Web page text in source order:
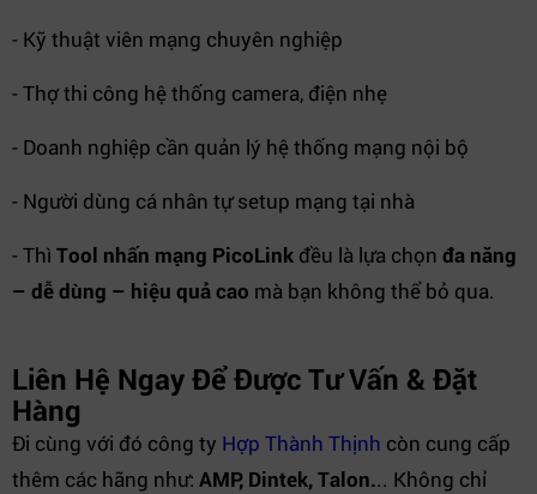
- Kỹ thuật viên mạng chuyên nghiệp
- Thợ thi công hệ thống camera, điện nhẹ
- Doanh nghiệp cần quản lý hệ thống mạng nội bộ
- Người dùng cá nhân tự setup mạng tại nhà
- Thì Tool nhấn mạng PicoLink đều là lựa chọn đa năng
– dễ dùng – hiệu quả cao mà bạn không thể bỏ qua.
Liên Hệ Ngay Để Được Tư Vấn & Đặt
Hàng
Đi cùng với đó công ty Hợp Thành Thịnh còn cung cấp
thêm các hãng như: AMP, Dintek, Talon... Không chỉ